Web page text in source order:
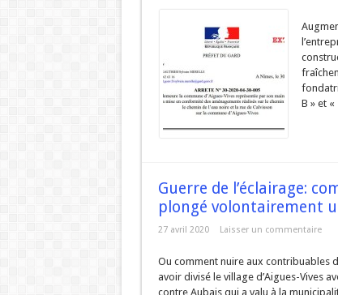
B » et
Guerre de l’éclairage:
plongé volontairement
27 avril 2020 Laisser un commentaire
Ou comment nuire aux contribuables
avoir divisé le village d’Aigues-Vives
contre Aubais qui a valu à la